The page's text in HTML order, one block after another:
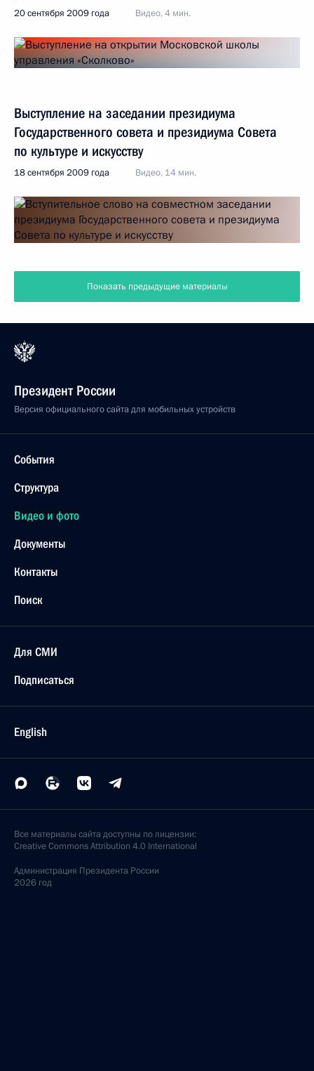
20 сентября 2009 года Видео, 4 мин.
Выступление на заседании президиума
Государственного совета и президиума Совета
по культуре и искусству
18 сентября 2009 года Видео, 14 мин.
Показать предыдущие материалы
Президент России
Версия официального сайта для мобильных устройств
События
Структура
Видео и фото
Документы
Контакты
Поиск
Для СМИ
Подписаться
English
Все материалы сайта доступны по лицензии:
Creative Commons Attribution 4.0 International
Администрация Президента России
2026 год